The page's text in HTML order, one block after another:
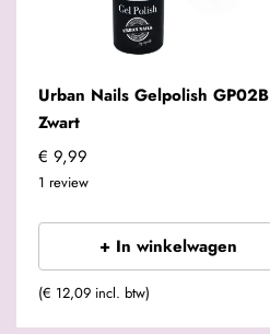
Urban Nails Gelpolish GP02B
Zwart
€ 9,99
1 review
+ In winkelwagen
(€ 12,09 incl. btw)